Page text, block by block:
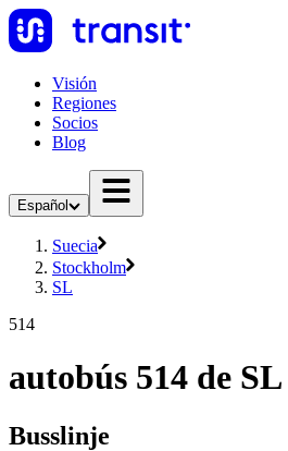
Visión
Regiones
Socios
Blog
Español
Suecia
Stockholm
SL
514
autobús 514 de SL
Busslinje